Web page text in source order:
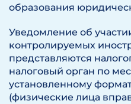
образования
Уведомление об
контролируемых
представляются
налоговый орган по
установленному
(физические лица